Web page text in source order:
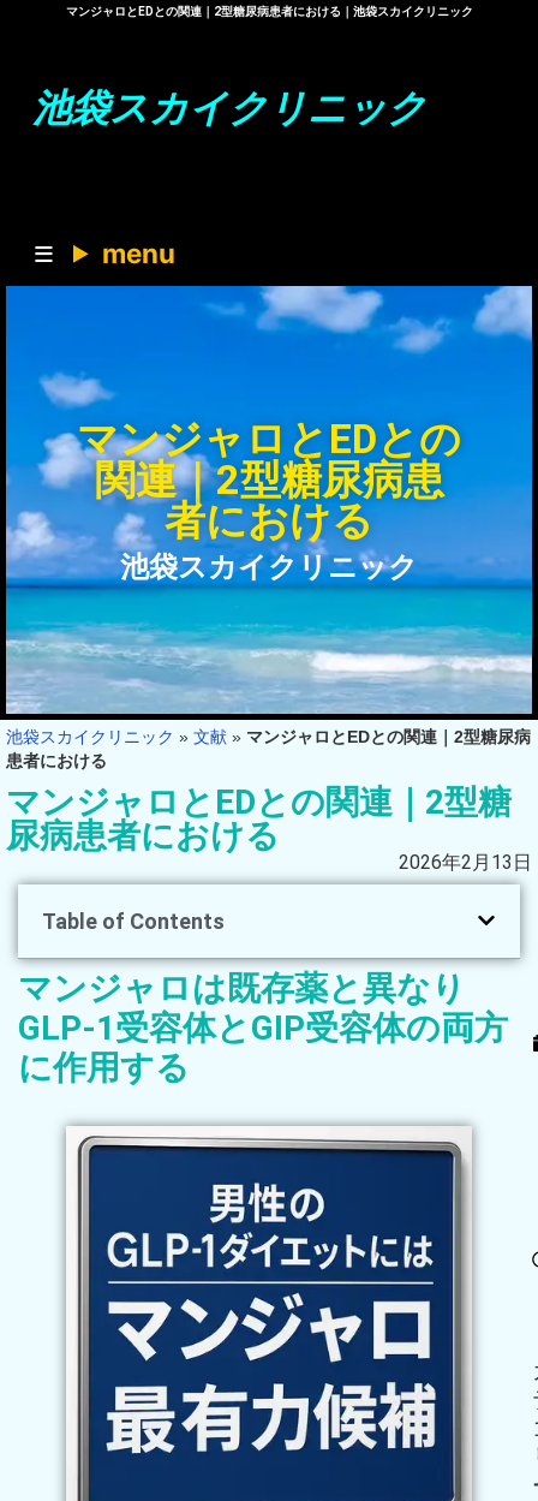
マンジャロとEDとの関連｜2型糖尿病患者における｜池袋スカイクリニック
池袋スカイクリニック
menu
マンジャロとEDとの
関連｜2型糖尿病患
者における
池袋スカイクリニック
池袋スカイクリニック » 文献 » マンジャロとEDとの関連｜2型糖尿病
患者における
マンジャロとEDとの関連｜2型糖
尿病患者における
2026年2月13日
Table of Contents
マンジャロは既存薬と異なり
GLP-1受容体とGIP受容体の両方
に作用する